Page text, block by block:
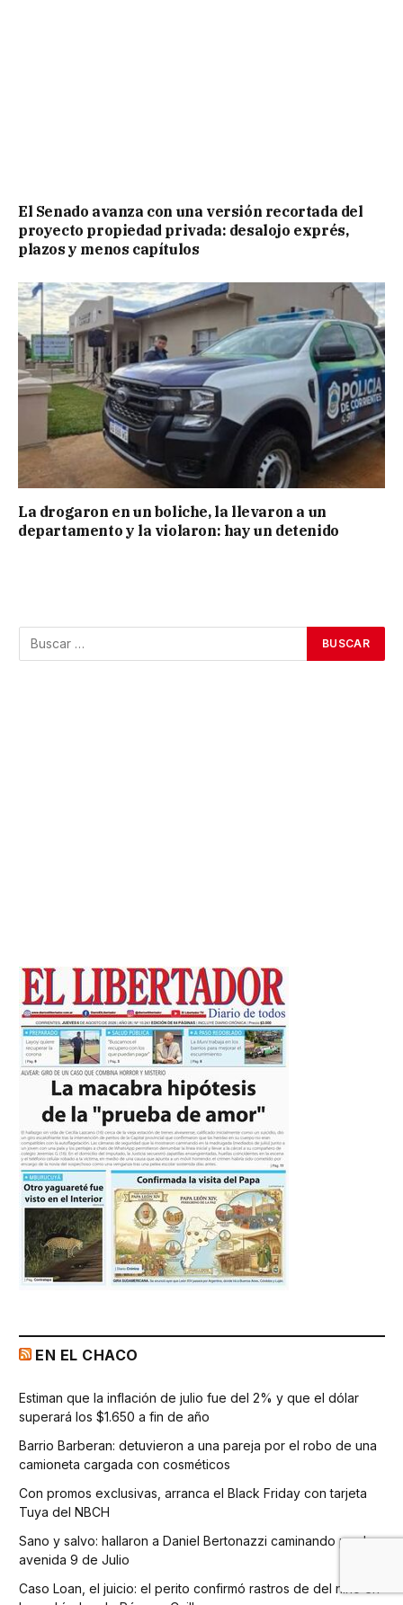
El Senado avanza con una versión recortada del
proyecto propiedad privada: desalojo exprés,
plazos y menos capítulos
La drogaron en un boliche, la llevaron a un
departamento y la violaron: hay un detenido
EN EL CHACO
Estiman que la inflación de julio fue del 2% y que el dólar
superará los $1.650 a fin de año
Barrio Barberan: detuvieron a una pareja por el robo de una
camioneta cargada con cosméticos
Con promos exclusivas, arranca el Black Friday con tarjeta
Tuya del NBCH
Sano y salvo: hallaron a Daniel Bertonazzi caminando por la
avenida 9 de Julio
Caso Loan, el juicio: el perito confirmó rastros de del niño en